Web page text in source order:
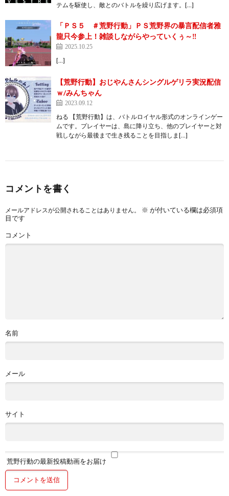
テムを駆使し、敵とのバトルを繰り広げます。[…]
「ＰＳ５ ＃荒野行動」ＰＳ荒野界の暴言配信者雅
龍只今参上！雑談しながらやっていくぅ～‼️
2025.10.25
[…]
【荒野行動】おじやんさんシングルゲリラ実況配信
ｗ/みんちゃん
2023.09.12
ねる 【荒野行動】は、バトルロイヤル形式のオンラインゲー
ムです。プレイヤーは、島に降り立ち、他のプレイヤーと対
戦しながら最後まで生き残ることを目指しま[…]
コメントを書く
メールアドレスが公開されることはありません。 ※ が付いている欄は必須項
目です
コメント
名前
メール
サイト
荒野行動の最新投稿動画をお届け